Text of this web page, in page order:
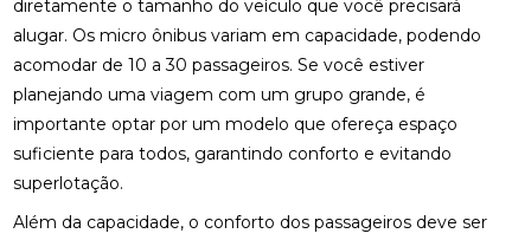
diretamente o tamanho do veículo que você precisará
alugar. Os micro ônibus variam em capacidade, podendo
acomodar de 10 a 30 passageiros. Se você estiver
planejando uma viagem com um grupo grande, é
importante optar por um modelo que ofereça espaço
suficiente para todos, garantindo conforto e evitando
superlotação.
Além da capacidade, o conforto dos passageiros deve ser